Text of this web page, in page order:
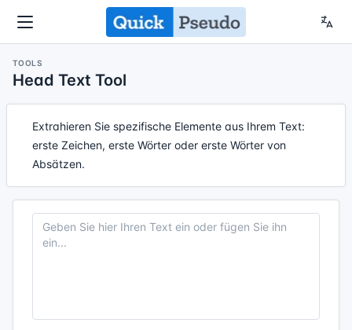
TOOLS
Head Text Tool
Extrahieren Sie spezifische Elemente aus Ihrem Text:
erste Zeichen, erste Wörter oder erste Wörter von
Absätzen.